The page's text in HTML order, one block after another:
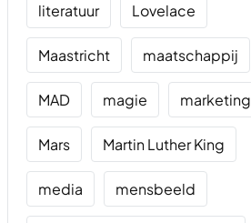
literatuur Lovelace
Maastricht maatschappij
MAD magie marketing
Mars Martin Luther King
media mensbeeld